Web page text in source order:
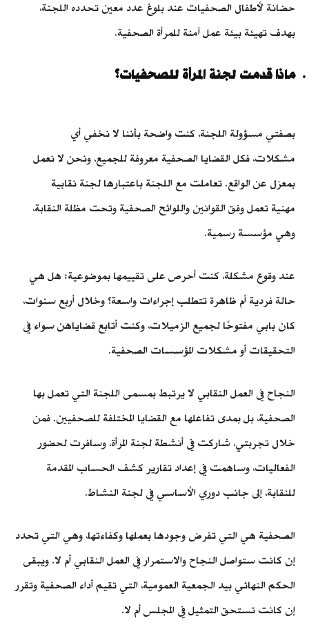
حضانة لأطفال الصحفيات عند بلوغ عدد معين تحدده اللجنة،
بهدف تهيئة بيئة عمل آمنة للمرأة الصحفية.
ماذا قدمت لجنة المرأة للصحفيات؟
بصفتي مسؤولة اللجنة، كنت واضحة بأننا لا نخفي أي
مشكلات، فكل القضايا الصحفية معروفة للجميع، ونحن لا نعمل
بمعزل عن الواقع. تعاملت مع اللجنة باعتبارها لجنة نقابية
مهنية تعمل وفق القوانين واللوائح الصحفية وتحت مظلة النقابة،
وهي مؤسسة رسمية.
عند وقوع مشكلة، كنت أحرص على تقييمها بموضوعية: هل هي
حالة فردية أم ظاهرة تتطلب إجراءات واسعة؟ وخلال أربع سنوات،
كان بابي مفتوحًا لجميع الزميلات، وكنت أتابع قضاياهن سواء في
التحقيقات أو مشكلات المؤسسات الصحفية.
النجاح في العمل النقابي لا يرتبط بمسمى اللجنة التي تعمل بها
الصحفية، بل بمدى تفاعلها مع القضايا المختلفة للصحفيين. فمن
خلال تجربتي، شاركت في أنشطة لجنة المرأة، وسافرت لحضور
الفعاليات، وساهمت في إعداد تقارير كشف الحساب المقدمة
للنقابة، إلى جانب دوري الأساسي في لجنة النشاط.
الصحفية هي التي تفرض وجودها بعملها وكفاءتها، وهي التي تحدد
إن كانت ستواصل النجاح والاستمرار في العمل النقابي أم لا. ويبقى
الحكم النهائي بيد الجمعية العمومية، التي تقيم أداء الصحفية وتقرر
إن كانت تستحق التمثيل في المجلس أم لا.